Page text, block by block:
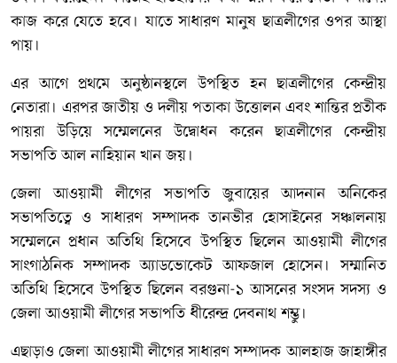
কাজ করে যেতে হবে। যাতে সাধারণ মানুষ ছাত্রলীগের ওপর আস্থা
পায়।
এর আগে প্রথমে অনুষ্ঠানস্থলে উপস্থিত হন ছাত্রলীগের কেন্দ্রীয়
নেতারা। এরপর জাতীয় ও দলীয় পতাকা উত্তোলন এবং শান্তির প্রতীক
পায়রা উড়িয়ে সম্মেলনের উদ্বোধন করেন ছাত্রলীগের কেন্দ্রীয়
সভাপতি আল নাহিয়ান খান জয়।
জেলা আওয়ামী লীগের সভাপতি জুবায়ের আদনান অনিকের
সভাপতিত্বে ও সাধারণ সম্পাদক তানভীর হোসাইনের সঞ্চালনায়
সম্মেলনে প্রধান অতিথি হিসেবে উপস্থিত ছিলেন আওয়ামী লীগের
সাংগাঠনিক সম্পাদক অ্যাডভোকেট আফজাল হোসেন। সম্মানিত
অতিথি হিসেবে উপস্থিত ছিলেন বরগুনা-১ আসনের সংসদ সদস্য ও
জেলা আওয়ামী লীগের সভাপতি ধীরেন্দ্র দেবনাথ শম্ভু।
এছাড়াও জেলা আওয়ামী লীগের সাধারণ সম্পাদক আলহাজ জাহাঙ্গীর